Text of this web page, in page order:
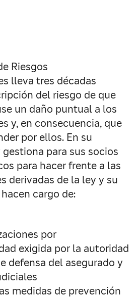
Riesgos
lleva tres décadas
del riesgo de que
un daño puntual a los
y, en consecuencia, que
por ellos. En su
para sus socios
para hacer frente a las
derivadas de la ley y su
cargo de:
por
exigida por la autoridad
defensa del asegurado y
medidas de prevención